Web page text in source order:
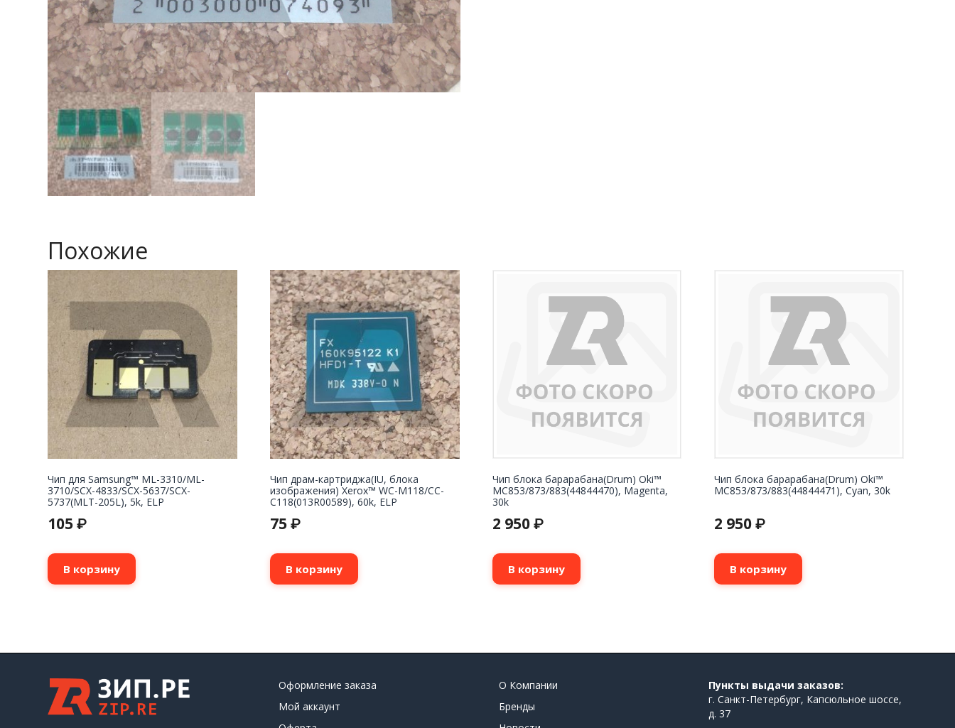
Похожие
Чип для Samsung™ ML-3310/ML-
3710/SCX-4833/SCX-5637/SCX-
5737(MLT-205L), 5k, ELP
105 ₽
В корзину
Чип драм-картриджа(IU, блока
изображения) Xerox™ WC-M118/СС-
С118(013R00589), 60k, ELP
75 ₽
В корзину
Чип блока барарабана(Drum) Oki™
MC853/873/883(44844470), Magenta,
30k
2 950 ₽
В корзину
Чип блока барарабана(Drum) Oki™
MC853/873/883(44844471), Cyan, 30k
2 950₽
В корзину
Оформление заказа
Мой аккаунт
О Компании
Бренды
Пункты выдачи заказов:
г. Санкт-Петербург, Капсюльное шоссе,
д. 37